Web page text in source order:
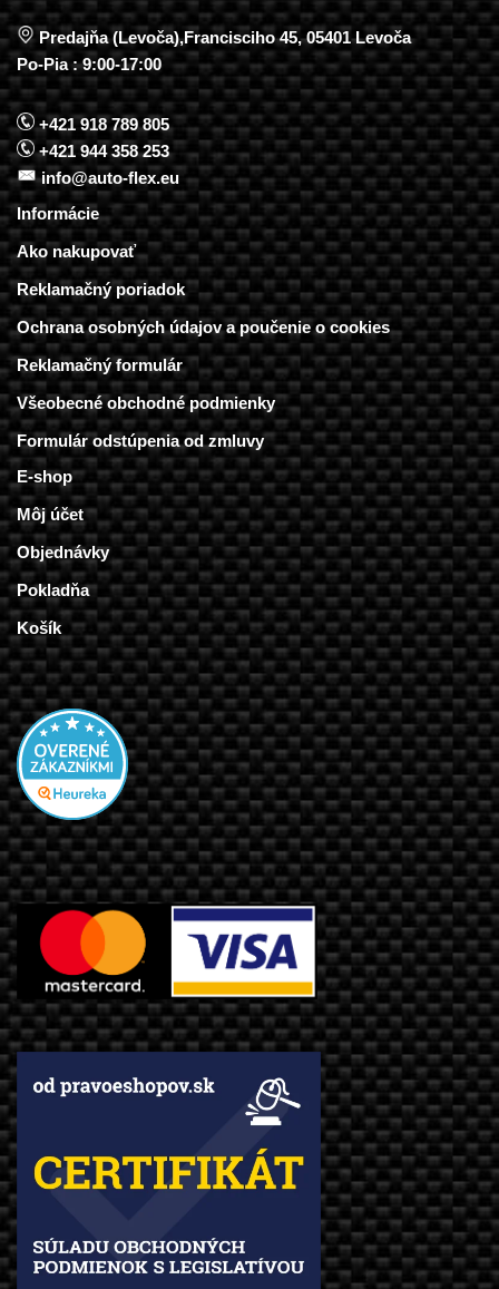
Predajňa (Levoča),Francisciho 45, 05401 Levoča
Po-Pia : 9:00-17:00
+421 918 789 805
+421 944 358 253
info@auto-flex.eu
Informácie
Ako nakupovať
Reklamačný poriadok
Ochrana osobných údajov a poučenie o cookies
Reklamačný formulár
Všeobecné obchodné podmienky
Formulár odstúpenia od zmluvy
E-shop
Môj účet
Objednávky
Pokladňa
Košík